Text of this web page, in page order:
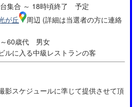
集合 ～ 18時頃終了 予定
が丘
周辺 (詳細は当選者の方に連絡
60歳代 男女
ルに入る中級レストランの客
影スケジュールに準じて提供させて頂